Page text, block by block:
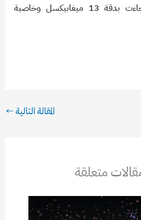
والكاميرا الأمامية جاءت بدقة 13 ميغابيكسل وخاصية
المقالة التالية←
متعلقة